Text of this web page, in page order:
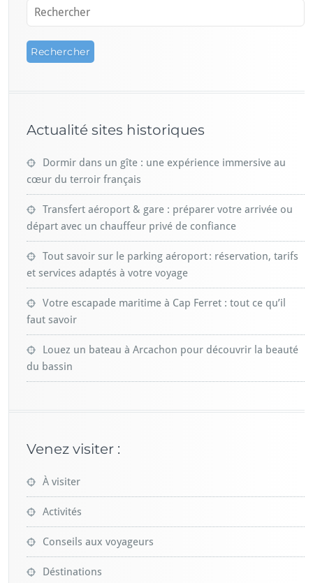
Actualité sites historiques
Dormir dans un gîte : une expérience immersive au
cœur du terroir français
Transfert aéroport & gare : préparer votre arrivée ou
départ avec un chauffeur privé de confiance
Tout savoir sur le parking aéroport : réservation, tarifs
et services adaptés à votre voyage
Votre escapade maritime à Cap Ferret : tout ce qu’il
faut savoir
Louez un bateau à Arcachon pour découvrir la beauté
du bassin
Venez visiter :
À visiter
Activités
Conseils aux voyageurs
Déstinations